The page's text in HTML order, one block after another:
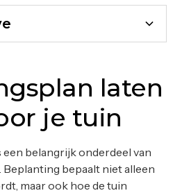
laten
je tuin
belangrijk onderdeel van
bepaalt niet alleen
maar ook hoe de tuin